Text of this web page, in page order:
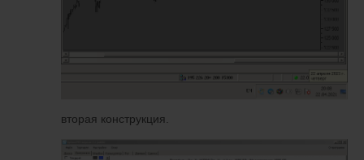
вторая конструкция.